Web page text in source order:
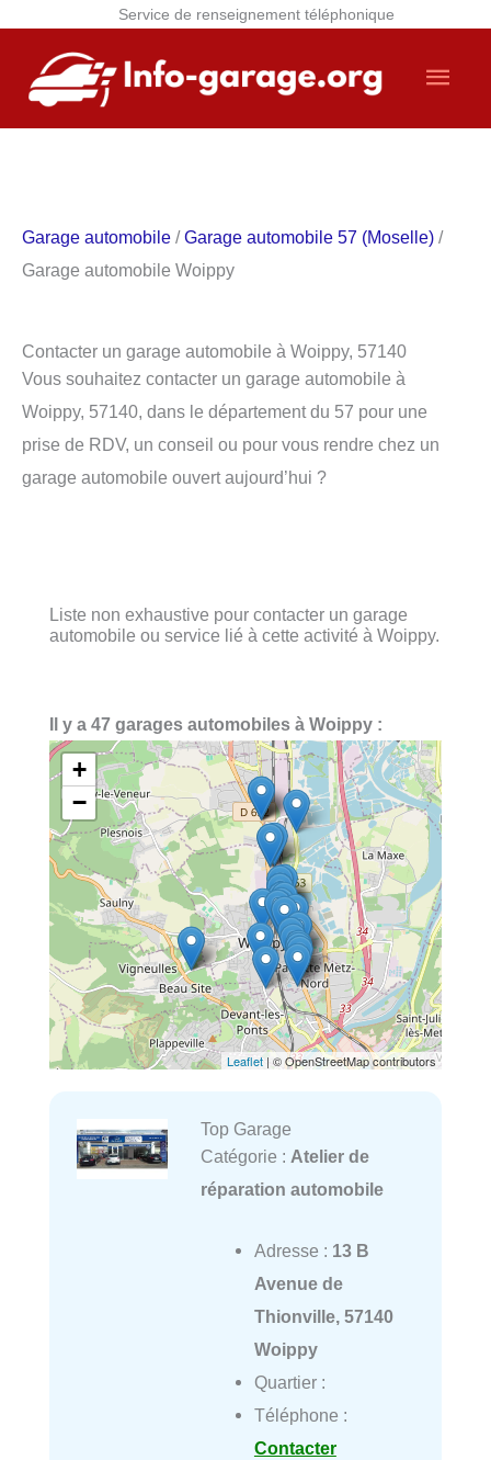
Service de renseignement téléphonique
contenu
Garage automobile /Garage automobile 57 (Moselle) /
Garage automobile Woippy
Contacter un garage automobile à Woippy, 57140
Vous souhaitez contacter un garage automobile à
Woippy, 57140, dans le département du 57 pour une
prise de RDV, un conseil ou pour vous rendre chez un
garage automobile ouvert aujourd’hui ?
Liste non exhaustive pour contacter un garage
automobile ou service lié à cette activité à Woippy.
Il y a 47 garages automobiles à Woippy :
+
−
Leaflet| © OpenStreetMap contributors
Top Garage
Catégorie : Atelier de
réparation automobile
Adresse : 13 B
Avenue de
Thionville, 57140
Woippy
Quartier :
Téléphone :
Contacter